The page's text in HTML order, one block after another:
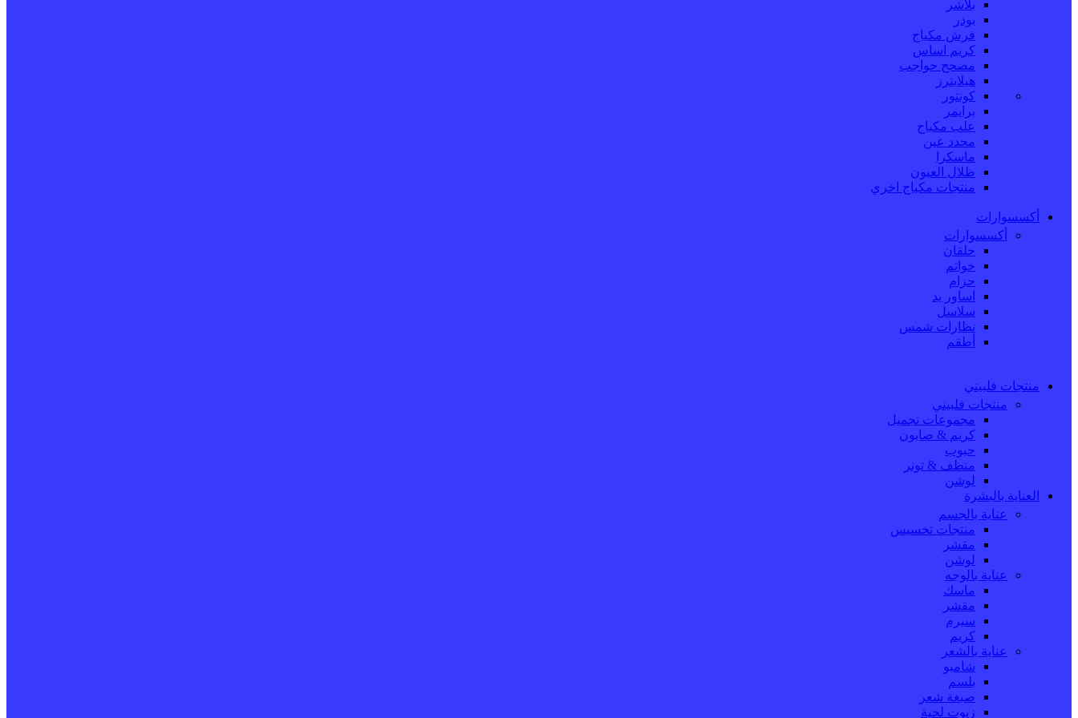
بلاشر
بودر
فرش مكياج
كريم اساس
مصحح حواجب
هيلايترز
كونتور
برايمر
علب مكياج
محدد عين
ماسكرا
ظلال العيون
منتجات مكياج اخري
أكسسوارات
أكسسوارات
حلقان
خواتم
حزام
اساور يد
سلاسل
نظارات شمس
أطقم
منتجات فلبيني
منتجات فلبيني
مجموعات تجميل
كريم & صابون
حبوب
منظف & تونر
لوشن
العناية بالبشرة
عناية بالجسم
منتجات تخسيس
مقشر
لوشن
عناية بالوجه
ماسك
مقشر
سيرم
كريم
عناية بالشعر
شامبو
بلسم
صبغة شعر
زيوت لحية